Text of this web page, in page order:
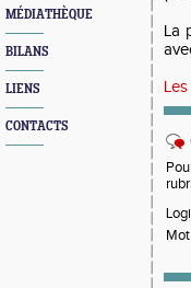
MÉDIATHÈQUE
BILANS
LIENS
CONTACTS
La